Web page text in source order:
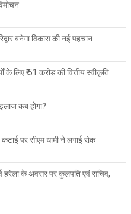
बनेगा विकास की नई पहचान
के लिए ₹ 51 करोड़ की वित्तीय स्वीकृति
कब होगा?
पर सीएम धामी ने लगाई रोक
हरेला के अवसर पर कुलपति एवं सचिव,